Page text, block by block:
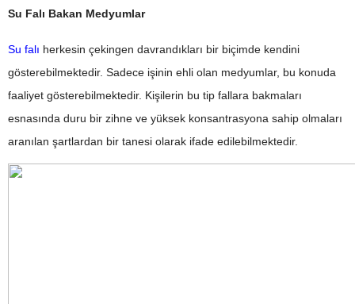
Su Falı Bakan Medyumlar
Su falı herkesin çekingen davrandıkları bir biçimde kendini
gösterebilmektedir. Sadece işinin ehli olan medyumlar, bu konuda
faaliyet gösterebilmektedir. Kişilerin bu tip fallara bakmaları
esnasında duru bir zihne ve yüksek konsantrasyona sahip olmaları
aranılan şartlardan bir tanesi olarak ifade edilebilmektedir.